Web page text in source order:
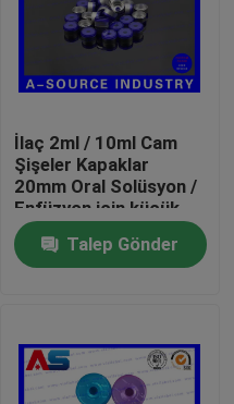
İlaç 2ml / 10ml Cam
Şişeler Kapaklar
20mm Oral Solüsyon /
Enfüzyon için küçük
cam şişe
Talep Gönder